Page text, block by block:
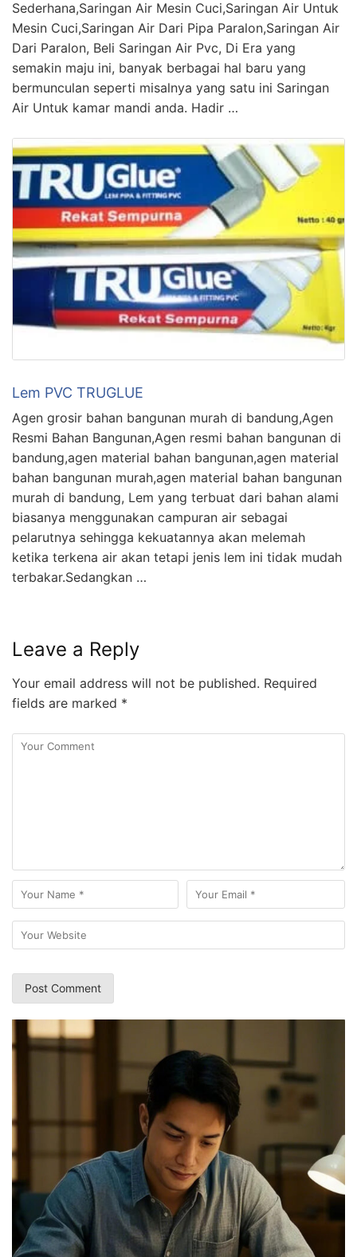
Sederhana,Saringan Air Mesin Cuci,Saringan Air Untuk
Mesin Cuci,Saringan Air Dari Pipa Paralon,Saringan Air
Dari Paralon, Beli Saringan Air Pvc, Di Era yang
semakin maju ini, banyak berbagai hal baru yang
bermunculan seperti misalnya yang satu ini Saringan
Air Untuk kamar mandi anda. Hadir …
Lem PVC TRUGLUE
Agen grosir bahan bangunan murah di bandung,Agen
Resmi Bahan Bangunan,Agen resmi bahan bangunan di
bandung,agen material bahan bangunan,agen material
bahan bangunan murah,agen material bahan bangunan
murah di bandung, Lem yang terbuat dari bahan alami
biasanya menggunakan campuran air sebagai
pelarutnya sehingga kekuatannya akan melemah
ketika terkena air akan tetapi jenis lem ini tidak mudah
terbakar.Sedangkan …
Leave a Reply
Your email address will not be published. Required
fields are marked *